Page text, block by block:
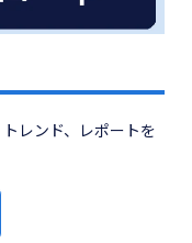
レンド、レポートを